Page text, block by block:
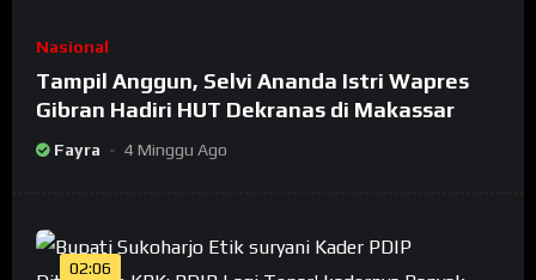
Nasional
Tampil Anggun, Selvi Ananda Istri Wapres
Gibran Hadiri HUT Dekranas di Makassar
Fayra 4 Minggu Ago
02:06